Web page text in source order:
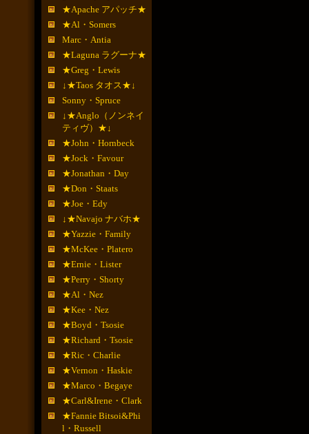
★Apache アパッチ★
★Al・Somers
Marc・Antia
★Laguna ラグーナ★
★Greg・Lewis
↓★Taos タオス★↓
Sonny・Spruce
↓★Anglo（ノンネイ
ティヴ）★↓
★John・Hornbeck
★Jock・Favour
★Jonathan・Day
★Don・Staats
★Joe・Edy
↓★Navajo ナバホ★
★Yazzie・Family
★McKee・Platero
★Ernie・Lister
★Perry・Shorty
★Al・Nez
★Kee・Nez
★Boyd・Tsosie
★Richard・Tsosie
★Ric・Charlie
★Vernon・Haskie
★Marco・Begaye
★Carl&Irene・Clark
★Fannie Bitsoi&Phi
l・Russell